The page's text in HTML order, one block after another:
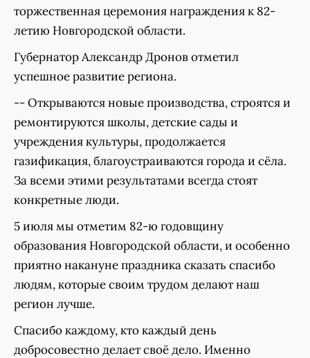
торжественная церемония награждения к 82-
летию Новгородской области.
Губернатор Александр Дронов отметил
успешное развитие региона.
-- Открываются новые производства, строятся и
ремонтируются школы, детские сады и
учреждения культуры, продолжается
газификация, благоустраиваются города и сёла.
За всеми этими результатами всегда стоят
конкретные люди.
5 июля мы отметим 82-ю годовщину
образования Новгородской области, и особенно
приятно накануне праздника сказать спасибо
людям, которые своим трудом делают наш
регион лучше.
Спасибо каждому, кто каждый день
добросовестно делает своё дело. Именно